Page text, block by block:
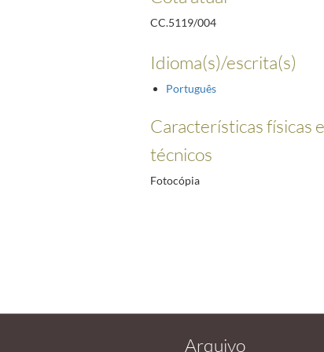
CC.5119/004
Idioma(s)/escrita(s)
Português
Características físicas
técnicos
Fotocópia
Arquivo